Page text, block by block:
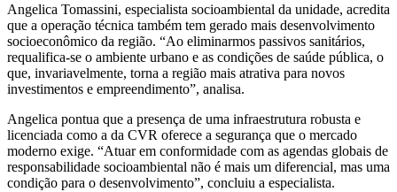
Angelica Tomassini, especialista socioambiental da unidade, acredita
que a operação técnica também tem gerado mais desenvolvimento
socioeconômico da região. “Ao eliminarmos passivos sanitários,
requalifica-se o ambiente urbano e as condições de saúde pública, o
que, invariavelmente, torna a região mais atrativa para novos
investimentos e empreendimento”, analisa.
Angelica pontua que a presença de uma infraestrutura robusta e
licenciada como a da CVR oferece a segurança que o mercado
moderno exige. “Atuar em conformidade com as agendas globais de
responsabilidade socioambiental não é mais um diferencial, mas uma
condição para o desenvolvimento”, concluiu a especialista.